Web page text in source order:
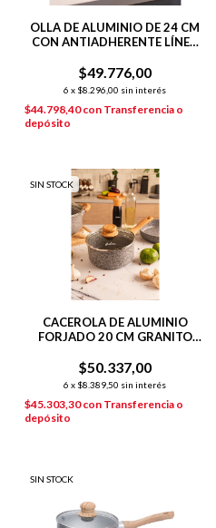
OLLA DE ALUMINIO DE 24 CM
CON ANTIADHERENTE LÍNEA
$49.776,00
6 x $8.296,00 sin interés
$44.798,40con Transferencia o
depósito
SIN STOCK
CACEROLA DE ALUMINIO
FORJADO 20 CM GRANITO
$50.337,00
6 x $8.389,50 sin interés
$45.303,30con Transferencia o
depósito
SIN STOCK